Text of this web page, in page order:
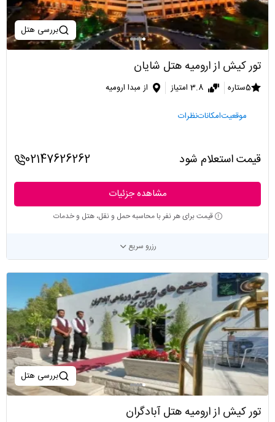
بررسی هتل
تور کیش از ارومیه هتل شایان
5ستاره 3.8 امتیاز از مبدا ارومیه
موقعیتامکاناتنظرات
قیمت استعلام شود 02147626262
مشاهده جزئیات
قیمت برای هر نفر با محاسبه حمل و نقل، هتل و خدمات
رزرو سریع
بررسی هتل
تور کیش از ارومیه هتل آبادگران